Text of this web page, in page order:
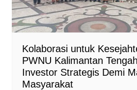
Kolaborasi untuk
PWNU Kalimantan
Investor Strategis Demi
Masyarakat